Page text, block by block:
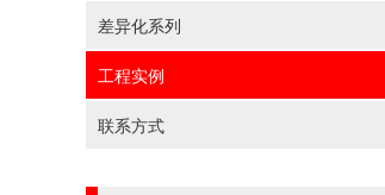
差异化系列
工程实例
联系方式